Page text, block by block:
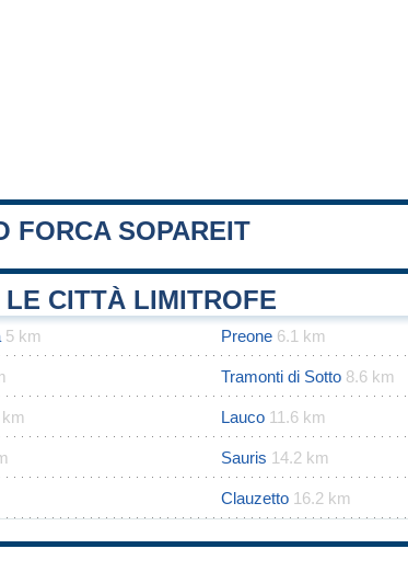
FORCA SOPAREIT
CITTÀ LIMITROFE
5 km Preone 6.1 km
Tramonti di Sotto 8.6 km
km Lauco 11.6 km
Sauris 14.2 km
Clauzetto 16.2 km